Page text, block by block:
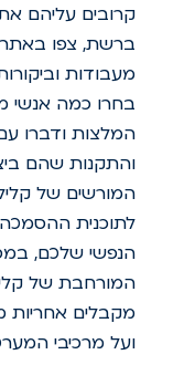
קרובים עליהם
ברשת, צפו באתר
מעבודות וביקורות.
בחרו כמה אנשי
המלצות ודברו עם
והתקנות שהם
המורשים של קליל
לתוכנית
המורחבת של
מקבלים אחריות
ועל מרכיבי